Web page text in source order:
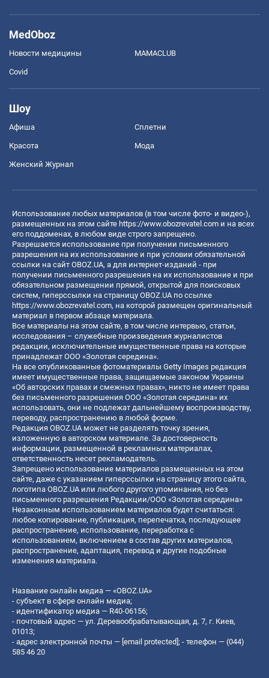
MedOboz
Новости медицины MAMACLUB
Covid
Шоу
Афиша Сплетни
Красота Мода
Женский Журнал
Использование любых материалов (в том числе фото- и видео-),
размещенных на этом сайте https://www.obozrevatel.com и на всех
его поддоменах, в любом виде строго запрещено.
Разрешается использование при получении письменного
разрешения на их использование и при условии обязательной
ссылки на сайт OBOZ.UA, а для интернет-изданий - при
получении письменного разрешения на их использование и при
обязательном размещении прямой, открытой для поисковых
систем, гиперссылки на страницу OBOZ.UA по ссылке
https://www.obozrevatel.com, на которой размещен оригинальный
материал в первом абзаце материала.
Все материалы на этом сайте, в том числе интервью, статьи,
исследования – служебные произведения журналистов
редакции, исключительные имущественные права на которые
принадлежат ООО «Золотая середина».
На все опубликованные фотоматериалы Getty Images редакция
имеет имущественные права, защищаемые законом Украины
«Об авторских правах и смежных правах», никто не имеет права
без письменного разрешения ООО «Золотая середина» их
использовать, они не подлежат дальнейшему воспроизводству,
переводу, распространению в любой форме.
Редакция OBOZ.UA может не разделять точку зрения,
изложенную в авторском материале. За достоверность
информации, размещенной в рекламных материалах,
ответственность несет рекламодатель.
Запрещено использование материалов размещенных на этом
сайте, даже с указанием гиперссылки на страницу этого сайта,
логотипа OBOZ.UA или любого другого упоминания, но без
письменного разрешения Редакции/ООО «Золотая середина»
Незаконным использованием материалов будет считаться:
любое копирование, публикация, перепечатка, последующее
распространение, использование, переработка с
использованием, включением в состав других материалов,
распространение, адаптация, перевод и другие подобные
изменения материала.
Название онлайн медиа — «OBOZ.UA»
- субъект в сфере онлайн медиа;
- идентификатор медиа — R40-06156;
- почтовый адрес — ул. Деревообрабатывающая, д. 7, г. Киев,
01013;
- адрес электронной почты — [email protected]; - телефон — (044)
585 46 20